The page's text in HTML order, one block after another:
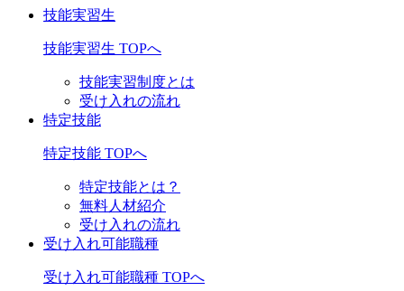
技能実習生
技能実習生 TOPへ
技能実習制度とは
受け入れの流れ
特定技能
特定技能 TOPへ
特定技能とは？
無料人材紹介
受け入れの流れ
受け入れ可能職種
受け入れ可能職種 TOPへ